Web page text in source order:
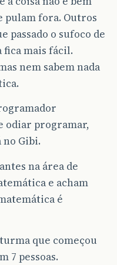
pulam fora. Outros
passado o sufoco de
fica mais fácil.
nem sabem nada
odiar programar,
no Gibi.
na área de
e acham
é
que começou
7 pessoas.